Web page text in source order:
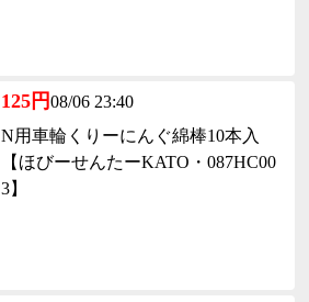
125円08/06 23:40
N用車輪くりーにんぐ綿棒10本入
【ほびーせんたーKATO・087HC00
3】